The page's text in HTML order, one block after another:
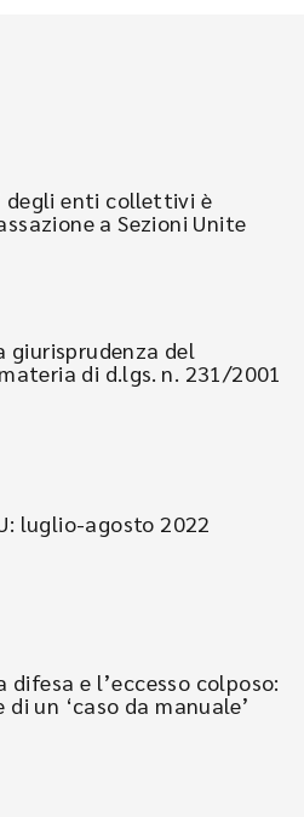
degli enti collettivi è
a Sezioni Unite
giurisprudenza del
di d.lgs. n. 231/2001
luglio-agosto 2022
e l’eccesso colposo:
un ‘caso da manuale’